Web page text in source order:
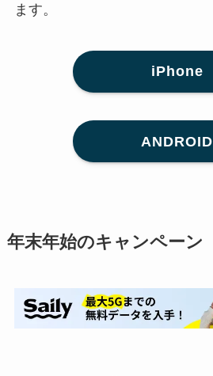
ます。
iPhone
ANDROID
年末年始のキャンペーン